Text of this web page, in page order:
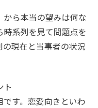
から本当の望みは何な
系列を見て問題点を
現在と当事者の状況
ト
す。恋愛向きといわ